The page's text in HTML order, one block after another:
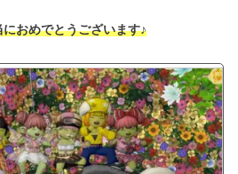
おめでとうございます♪